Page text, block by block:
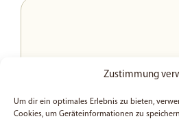
Zustimmung
Um dir ein optimales Erlebnis zu bieten,
Cookies, um Geräteinformationen zu